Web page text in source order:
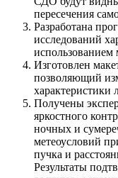
пересечения
Разработана
исследований
использованием
Изготовлен
позволяющий
характеристики
Получены
яркостного
ночных и
метеоусловий
пучка и
Результаты